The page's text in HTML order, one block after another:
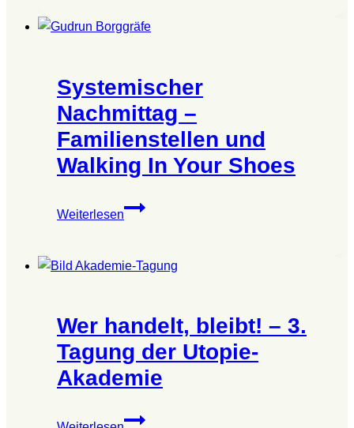
Türen
„HeideSeele“
Systemischer
Nachmittag –
Familienstellen und
Walking In Your Shoes
Weiterlesen
Systemischer
Familienstellen
In
Shoes
Wer handelt, bleibt! – 3.
Tagung der Utopie-
Akademie
Wer